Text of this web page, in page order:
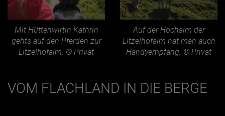
Mit Hüttenwirtin Kathrin
gehts auf den Pferden zur
Litzelhofalm. © Privat
Auf der Hochalm der
Litzelhofalm hat man auch
Handyempfang. © Privat
VOM FLACHLAND IN DIE BERGE